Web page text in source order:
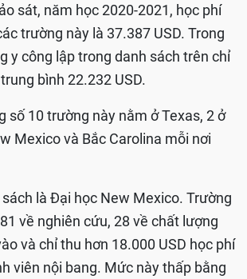
sát, năm học 2020-2021, học phí
trường này là 37.387 USD. Trong
y công lập trong danh sách trên chỉ
bình 22.232 USD.
số 10 trường này nằm ở Texas, 2 ở
Mexico và Bắc Carolina mỗi nơi
là Đại học New Mexico. Trường
về nghiên cứu, 28 về chất lượng
và chỉ thu hơn 18.000 USD học phí
viên nội bang. Mức này thấp bằng